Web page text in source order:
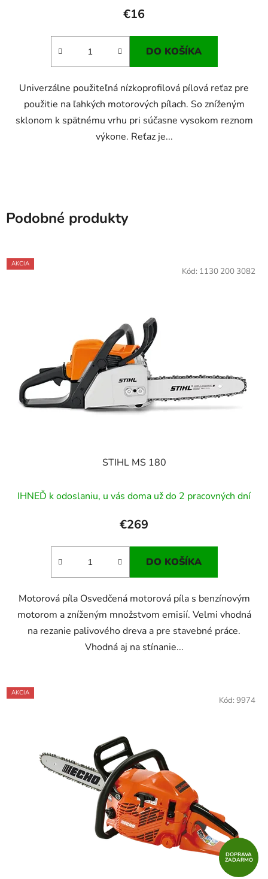
€16
DO KOŠÍKA
Univerzálne použiteľná nízkoprofilová pílová reťaz pre
použitie na ľahkých motorových pílach. So zníženým
sklonom k spätnému vrhu pri súčasne vysokom reznom
výkone. Reťaz je...
Podobné produkty
AKCIA
STIHL MS 180
IHNEĎ k odoslaniu, u vás doma už do 2 pracovných dní
€269
DO KOŠÍKA
Motorová píla Osvedčená motorová píla s benzínovým
motorom a zníženým množstvom emisií. Velmi vhodná
na rezanie palivového dreva a pre stavebné práce.
Vhodná aj na stínanie...
Kód: 1130 200 3082
AKCIA
DOPRAVA
ZADARMO
Kód: 9974